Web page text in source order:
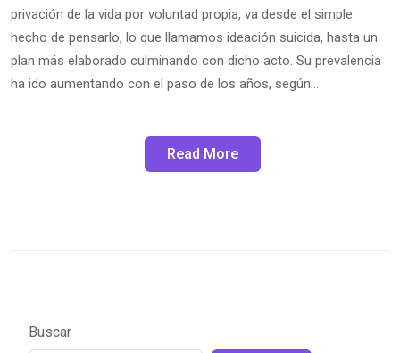
privación de la vida por voluntad propia, va desde el simple
hecho de pensarlo, lo que llamamos ideación suicida, hasta un
plan más elaborado culminando con dicho acto. Su prevalencia
ha ido aumentando con el paso de los años, según…
Read More
Buscar